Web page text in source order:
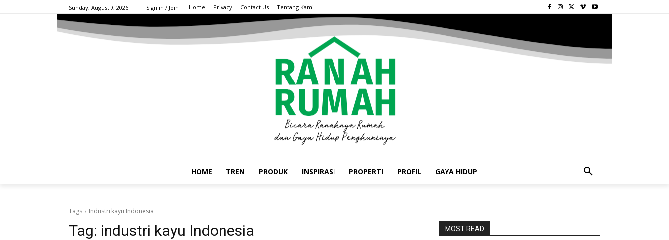
Sunday, August 9, 2026 Sign in / Join Home Privacy Contact Us Tentang Kami
HOME TREN PRODUK INSPIRASI PROPERTI PROFIL GAYA HIDUP
Tags Industri kayu Indonesia
Tag: industri kayu Indonesia MOST READ